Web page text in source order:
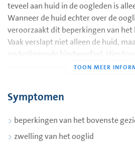
teveel aan huid in de oogleden is
Wanneer de huid echter over de
veroorzaakt dit beperkingen van het
Vaak verslapt niet alleen de huid,
onderliggende bindweefsel.
naar voren gaan uitpuilen. Dit
Symptomen
beperkingen van het bovenste
zwelling van het ooglid